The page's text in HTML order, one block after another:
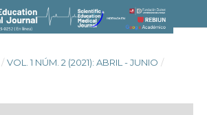
/ VOL. 1 NÚM. 2 (2021): ABRIL - JUNIO /